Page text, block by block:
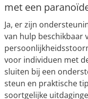
met een
Ja, er zijn
van hulp beschikbaar
voor individuen met
sluiten bij een
steun en praktische
soortgelijke